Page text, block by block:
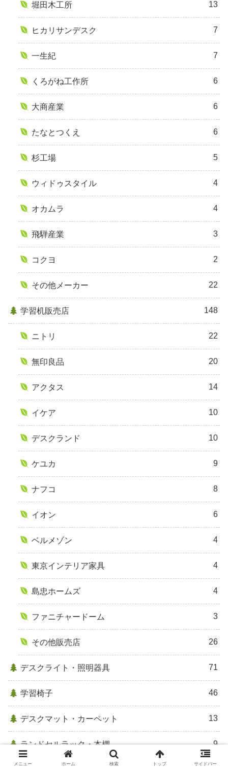
堀田木工所 13
ヒカリサンデスク 7
一生紀 7
くろがね工作所 6
大商産業 6
たなとつくえ 6
杉工場 5
ウィドゥスタイル 4
オカムラ 4
飛騨産業 3
コクヨ 2
その他メーカー 22
学習机販売店 148
ニトリ 22
無印良品 20
アクタス 14
イケア 10
デスクランド 10
ケユカ 9
ナフコ 8
イオン 6
ベルメゾン 4
東京インテリア家具 4
島忠ホームズ 4
ファニチャードーム 3
その他販売店 26
デスクライト・照明器具 71
学習椅子 46
デスクマット・カーペット 13
ランドセルラック・本棚 9
メニュー ホーム 検索 トップ サイドバー